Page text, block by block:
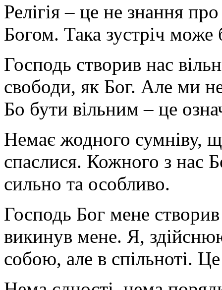
Релігія – це не знання про
Богом. Така зустріч
Господь створив нас
свободи, як Бог. Але ми
Бо бути вільним – це
Немає жодного сумніву,
спаслися. Кожного з нас
сильно та особливо.
Господь Бог мене
викинув мене. Я,
собою, але в спільноті.